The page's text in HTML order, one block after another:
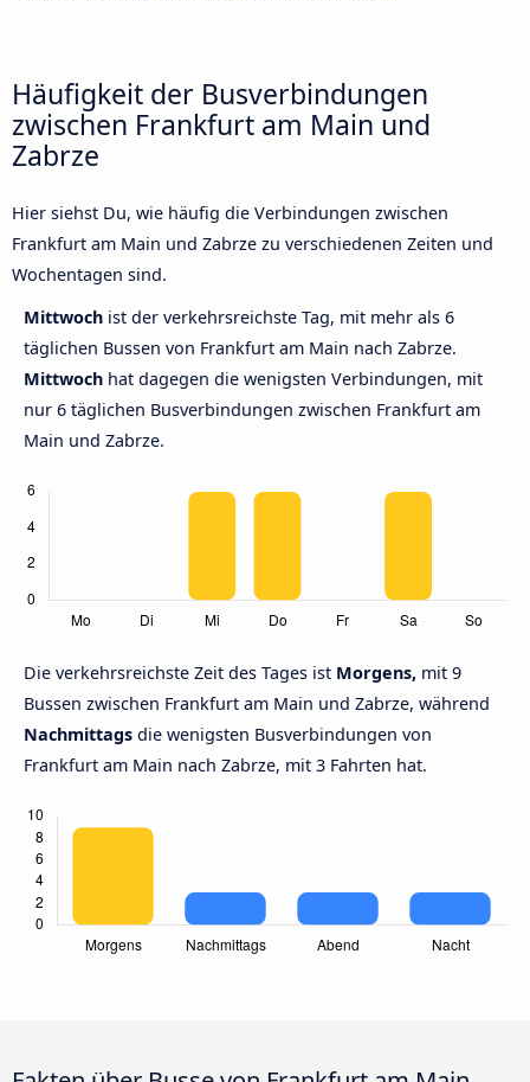
Häufigkeit der Busverbindungen
zwischen Frankfurt am Main und
Zabrze
Hier siehst Du, wie häufig die Verbindungen zwischen
Frankfurt am Main und Zabrze zu verschiedenen Zeiten und
Wochentagen sind.
Mittwoch ist der verkehrsreichste Tag, mit mehr als 6
täglichen Bussen von Frankfurt am Main nach Zabrze.
Mittwoch hat dagegen die wenigsten Verbindungen, mit
nur 6 täglichen Busverbindungen zwischen Frankfurt am
Main und Zabrze.
Die verkehrsreichste Zeit des Tages ist Morgens, mit 9
Bussen zwischen Frankfurt am Main und Zabrze, während
Nachmittags die wenigsten Busverbindungen von
Frankfurt am Main nach Zabrze, mit 3 Fahrten hat.